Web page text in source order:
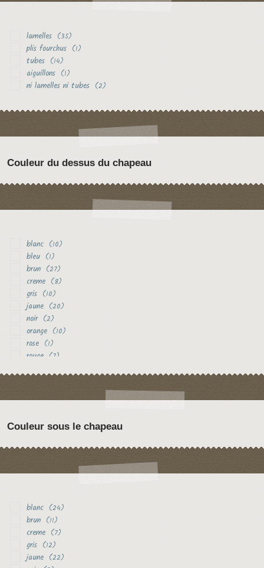
lamelles (35)
plis fourchus (1)
tubes (14)
aiguillons (1)
ni lamelles ni tubes (2)
Couleur du dessus du chapeau
blanc (10)
bleu (1)
brun (27)
creme (8)
gris (10)
jaune (20)
noir (2)
orange (10)
rose (1)
rouge (7)
Couleur sous le chapeau
blanc (24)
brun (11)
creme (7)
gris (12)
jaune (22)